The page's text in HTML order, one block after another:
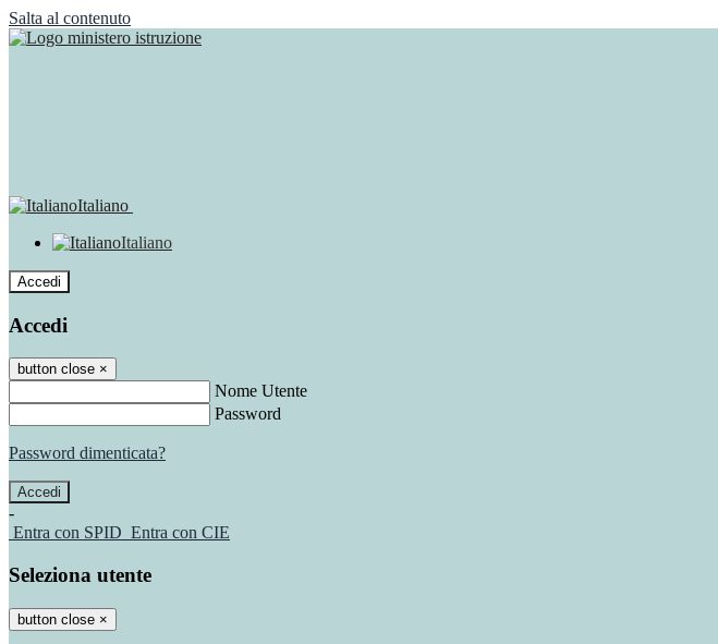
Salta al contenuto
Italiano
Italiano
Accedi
Accedi
button close ×
Nome Utente
Password
Password dimenticata?
-
Entra con SPID Entra con CIE
Seleziona utente
button close ×